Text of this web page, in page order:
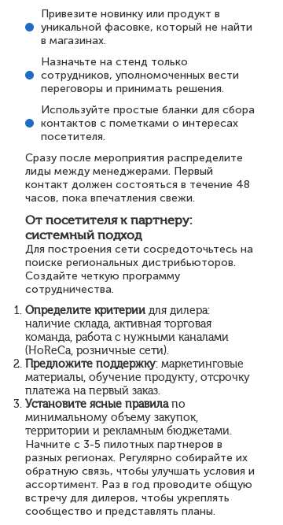
Привезите новинку или продукт в
уникальной фасовке, который не найти
в магазинах.
Назначьте на стенд только
сотрудников, уполномоченных вести
переговоры и принимать решения.
Используйте простые бланки для сбора
контактов с пометками о интересах
посетителя.
Сразу после мероприятия распределите
лиды между менеджерами. Первый
контакт должен состояться в течение 48
часов, пока впечатления свежи.
От посетителя к партнеру:
системный подход
Для построения сети сосредоточьтесь на
поиске региональных дистрибьюторов.
Создайте четкую программу
сотрудничества.
Определите критерии для дилера:
наличие склада, активная торговая
команда, работа с нужными каналами
(HoReCa, розничные сети).
Предложите поддержку: маркетинговые
материалы, обучение продукту, отсрочку
платежа на первый заказ.
Установите ясные правилапо
минимальному объему закупок,
территории и рекламным бюджетами.
Начните с 3-5 пилотных партнеров в
разных регионах. Регулярно собирайте их
обратную связь, чтобы улучшать условия и
ассортимент. Раз в год проводите общую
встречу для дилеров, чтобы укреплять
сообщество и представлять планы.